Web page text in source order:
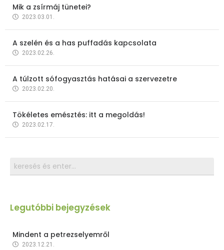
Mik a zsírmáj tünetei?
2023.03.01.
A szelén és a has puffadás kapcsolata
2023.02.26.
A túlzott sófogyasztás hatásai a szervezetre
2023.02.20.
Tökéletes emésztés: itt a megoldás!
2023.02.17.
Legutóbbi bejegyzések
Mindent a petrezselyemről
2023.12.21.